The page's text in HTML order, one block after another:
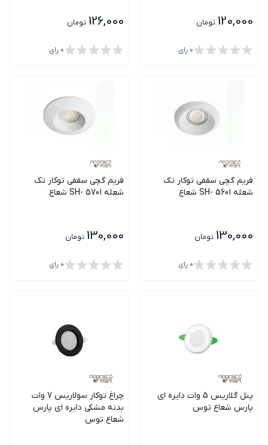
120,000 تومان
0 رای
126,000 تومان
0 رای
فریم گچی سقفی توکار تک
شعله SH- 5601 شعاع
130,000 تومان
0 رای
فریم گچی سقفی توکار تک
شعله SH- 5701 شعاع
130,000 تومان
0 رای
پنل گلاریس 5 وات دایره ای
پارس شعاع توس
چراغ توکار سولاریس 7 وات
بدنه مشکی دايره اي پارس
شعاع توس